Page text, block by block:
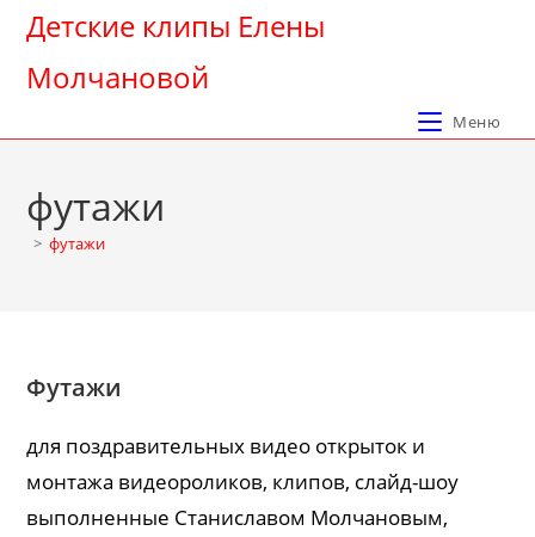
Перейти
содержимому
Детские клипы Елены
Молчановой
Меню
футажи
> футажи
Футажи
для поздравительных видео открыток и
монтажа видеороликов, клипов, слайд-шоу
выполненные Станиславом Молчановым,